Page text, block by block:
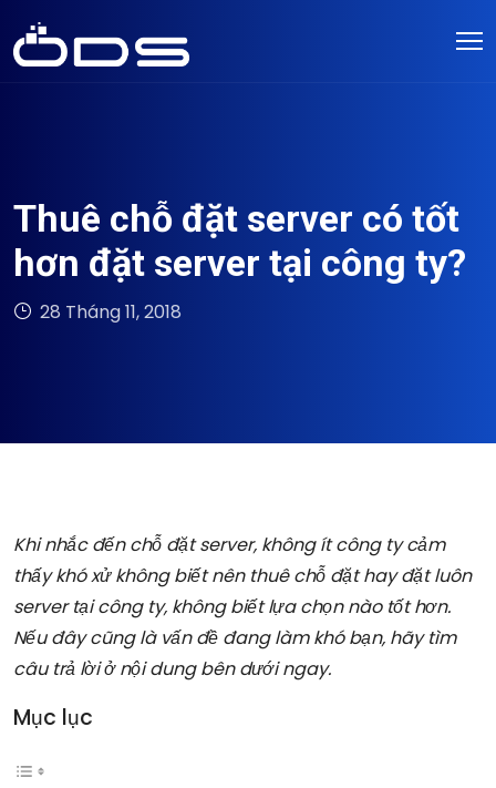
Thuê chỗ đặt server có tốt
hơn đặt server tại công ty?
28 Tháng 11, 2018
Khi nhắc đến chỗ đặt server, không ít công ty cảm
thấy khó xử không biết nên thuê chỗ đặt hay đặt luôn
server tại công ty, không biết lựa chọn nào tốt hơn.
Nếu đây cũng là vấn đề đang làm khó bạn, hãy tìm
câu trả lời ở nội dung bên dưới ngay.
Mục lục